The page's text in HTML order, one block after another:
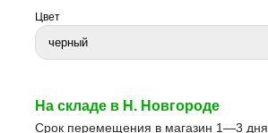
Цвет
На складе в Н. Новгороде
Срок перемещения в магазин 1—3 дня